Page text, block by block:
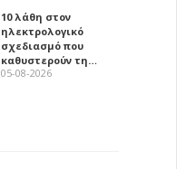
10 λάθη στον
ηλεκτρολογικό
σχεδιασμό που
καθυστερούν τη…
05-08-2026